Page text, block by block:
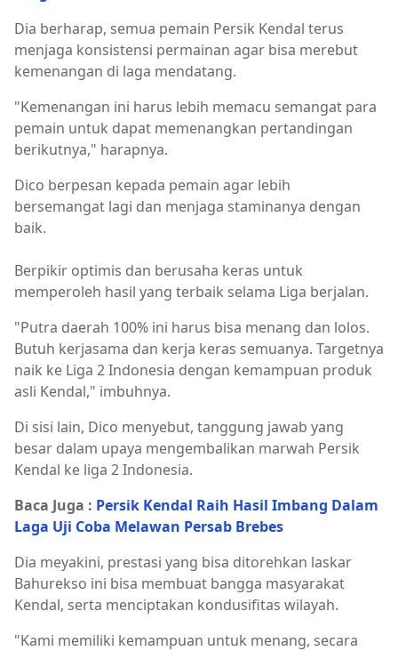
Dia berharap, semua pemain Persik Kendal terus
menjaga konsistensi permainan agar bisa merebut
kemenangan di laga mendatang.
"Kemenangan ini harus lebih memacu semangat para
pemain untuk dapat memenangkan pertandingan
berikutnya," harapnya.
Dico berpesan kepada pemain agar lebih
bersemangat lagi dan menjaga staminanya dengan
baik.
Berpikir optimis dan berusaha keras untuk
memperoleh hasil yang terbaik selama Liga berjalan.
"Putra daerah 100% ini harus bisa menang dan lolos.
Butuh kerjasama dan kerja keras semuanya. Targetnya
naik ke Liga 2 Indonesia dengan kemampuan produk
asli Kendal," imbuhnya.
Di sisi lain, Dico menyebut, tanggung jawab yang
besar dalam upaya mengembalikan marwah Persik
Kendal ke liga 2 Indonesia.
Baca Juga : Persik Kendal Raih Hasil Imbang Dalam
Laga Uji Coba Melawan Persab Brebes
Dia meyakini, prestasi yang bisa ditorehkan laskar
Bahurekso ini bisa membuat bangga masyarakat
Kendal, serta menciptakan kondusifitas wilayah.
"Kami memiliki kemampuan untuk menang, secara